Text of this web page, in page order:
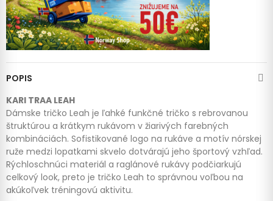
POPIS
KARI TRAA LEAH
Dámske tričko Leah je ľahké funkčné tričko s rebrovanou
štruktúrou a krátkym rukávom v žiarivých farebných
kombináciách. Sofistikované logo na rukáve a motív nórskej
ruže medzi lopatkami skvelo dotvárajú jeho športový vzhľad.
Rýchloschnúci materiál a raglánové rukávy podčiarkujú
celkový look, preto je tričko Leah to správnou voľbou na
akúkoľvek tréningovú aktivitu.